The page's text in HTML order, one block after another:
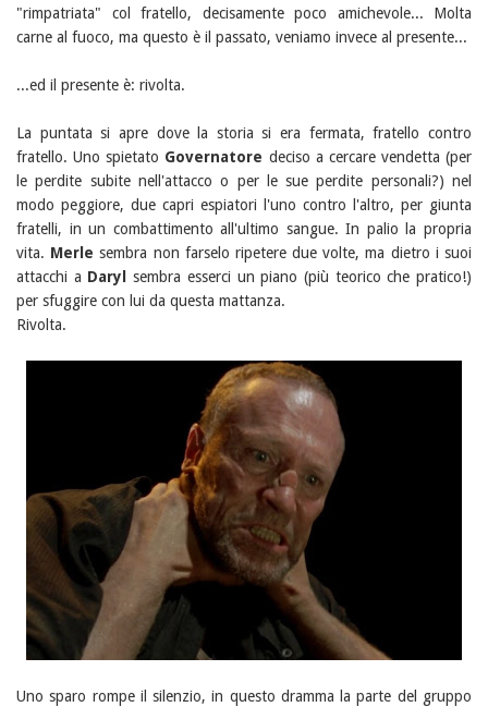
"rimpatriata" col fratello, decisamente poco amichevole... Molta
carne al fuoco, ma questo è il passato, veniamo invece al presente...
...ed il presente è: rivolta.
La puntata si apre dove la storia si era fermata, fratello contro
fratello. Uno spietato Governatore deciso a cercare vendetta (per
le perdite subite nell'attacco o per le sue perdite personali?) nel
modo peggiore, due capri espiatori l'uno contro l'altro, per giunta
fratelli, in un combattimento all'ultimo sangue. In palio la propria
vita. Merle sembra non farselo ripetere due volte, ma dietro i suoi
attacchi a Daryl
sembra esserci un piano (più teorico che pratico!)
per sfuggire con lui da questa mattanza.
Rivolta.
Uno sparo rompe il silenzio, in questo dramma la parte del gruppo